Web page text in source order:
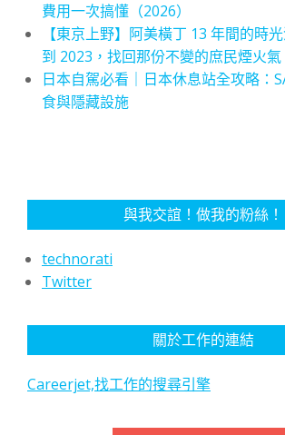
費用一次搞懂（2026）
【東京上野】阿美橫丁 13 年間的時
到 2023，找回那份不變的庶民煙火氣
日本自駕必看｜日本休息站全攻略：
食與隱藏設施
與我交誼！做我的粉絲！
technorati
Twitter
關於工作的連結
Careerjet,找工作的搜尋引擎